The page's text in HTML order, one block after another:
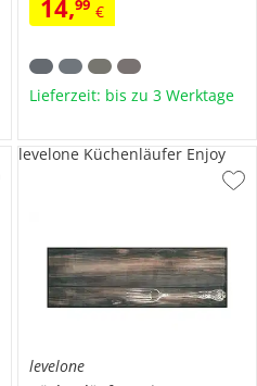
14,99 €
Lieferzeit: bis zu 3 Werktage
levelone
levelone Küchenläufer Enjoy